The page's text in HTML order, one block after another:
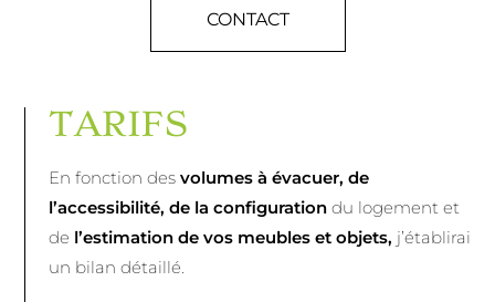
CONTACT
TARIFS
En fonction des volumes à évacuer, de
l’accessibilité, de la configurationdu logement et
de l’estimation de vos meubles et objets, j’établirai
un bilan détaillé.